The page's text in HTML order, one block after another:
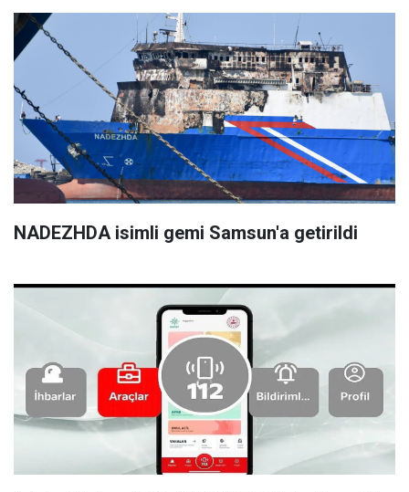
NADEZHDA isimli gemi Samsun'a getirildi